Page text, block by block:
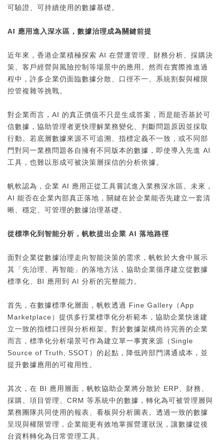
可驗證、可持續使用的數據基礎。
AI 應用進入深水區，數據治理成為關鍵前提
近年來，香港企業積極探索 AI 在營運管理、財務分析、採購決
策、客戶經營與風險控制等場景中的應用。然而在實際推進過
程中，許多企業仍面臨數據分散、口徑不一、系統割裂與權限
控管複雜等挑戰。
對企業而言，AI 的真正價值不只是生成答案，而是能否基於可
信數據，協助管理者更快理解業務變化、判斷問題原因並採取
行動。若底層數據來源不可追溯、指標定義不一致，或不同部
門對同一業務問題各自擁有不同版本的數據，即使導入先進 AI
工具，也難以形成可被決策層採信的分析依據。
帆軟認為，企業 AI 應用正從工具嘗試進入業務深水區。未來，
AI 能否在企業內部真正落地，關鍵在於企業能否先建立一套清
晰、穩定、可管理的數據治理基礎。
從標準化到智能分析，帆軟提出企業 AI 落地路徑
面對企業從數據治理走向智能決策的需求，帆軟於大會中展示
其「先治理、再智能」的落地方法，協助企業循序建立從數據
標準化、BI 應用到 AI 分析的完整能力。
首先，在數據標準化層面，帆軟透過 Fine Gallery（App
Marketplace）提供多行業標準化分析範本，協助企業快速建
立一致的指標口徑與分析框架。對於數據架構尚待完善的企業
而言，標準化分析場景可作為建立單一事實來源（Single
Source of Truth, SSOT）的起點，降低跨部門溝通成本，並
提升數據應用的可複用性。
其次，在 BI 應用層面，帆軟協助企業將分散於 ERP、財務、
採購、項目管理、CRM 等系統中的數據，轉化為可被管理層與
業務團隊共同使用的報表、看板與分析圖表。透過一致的數據
呈現與權限管理，企業能更有效地掌握營運狀況，讓數據從後
台資料轉化為日常管理工具。